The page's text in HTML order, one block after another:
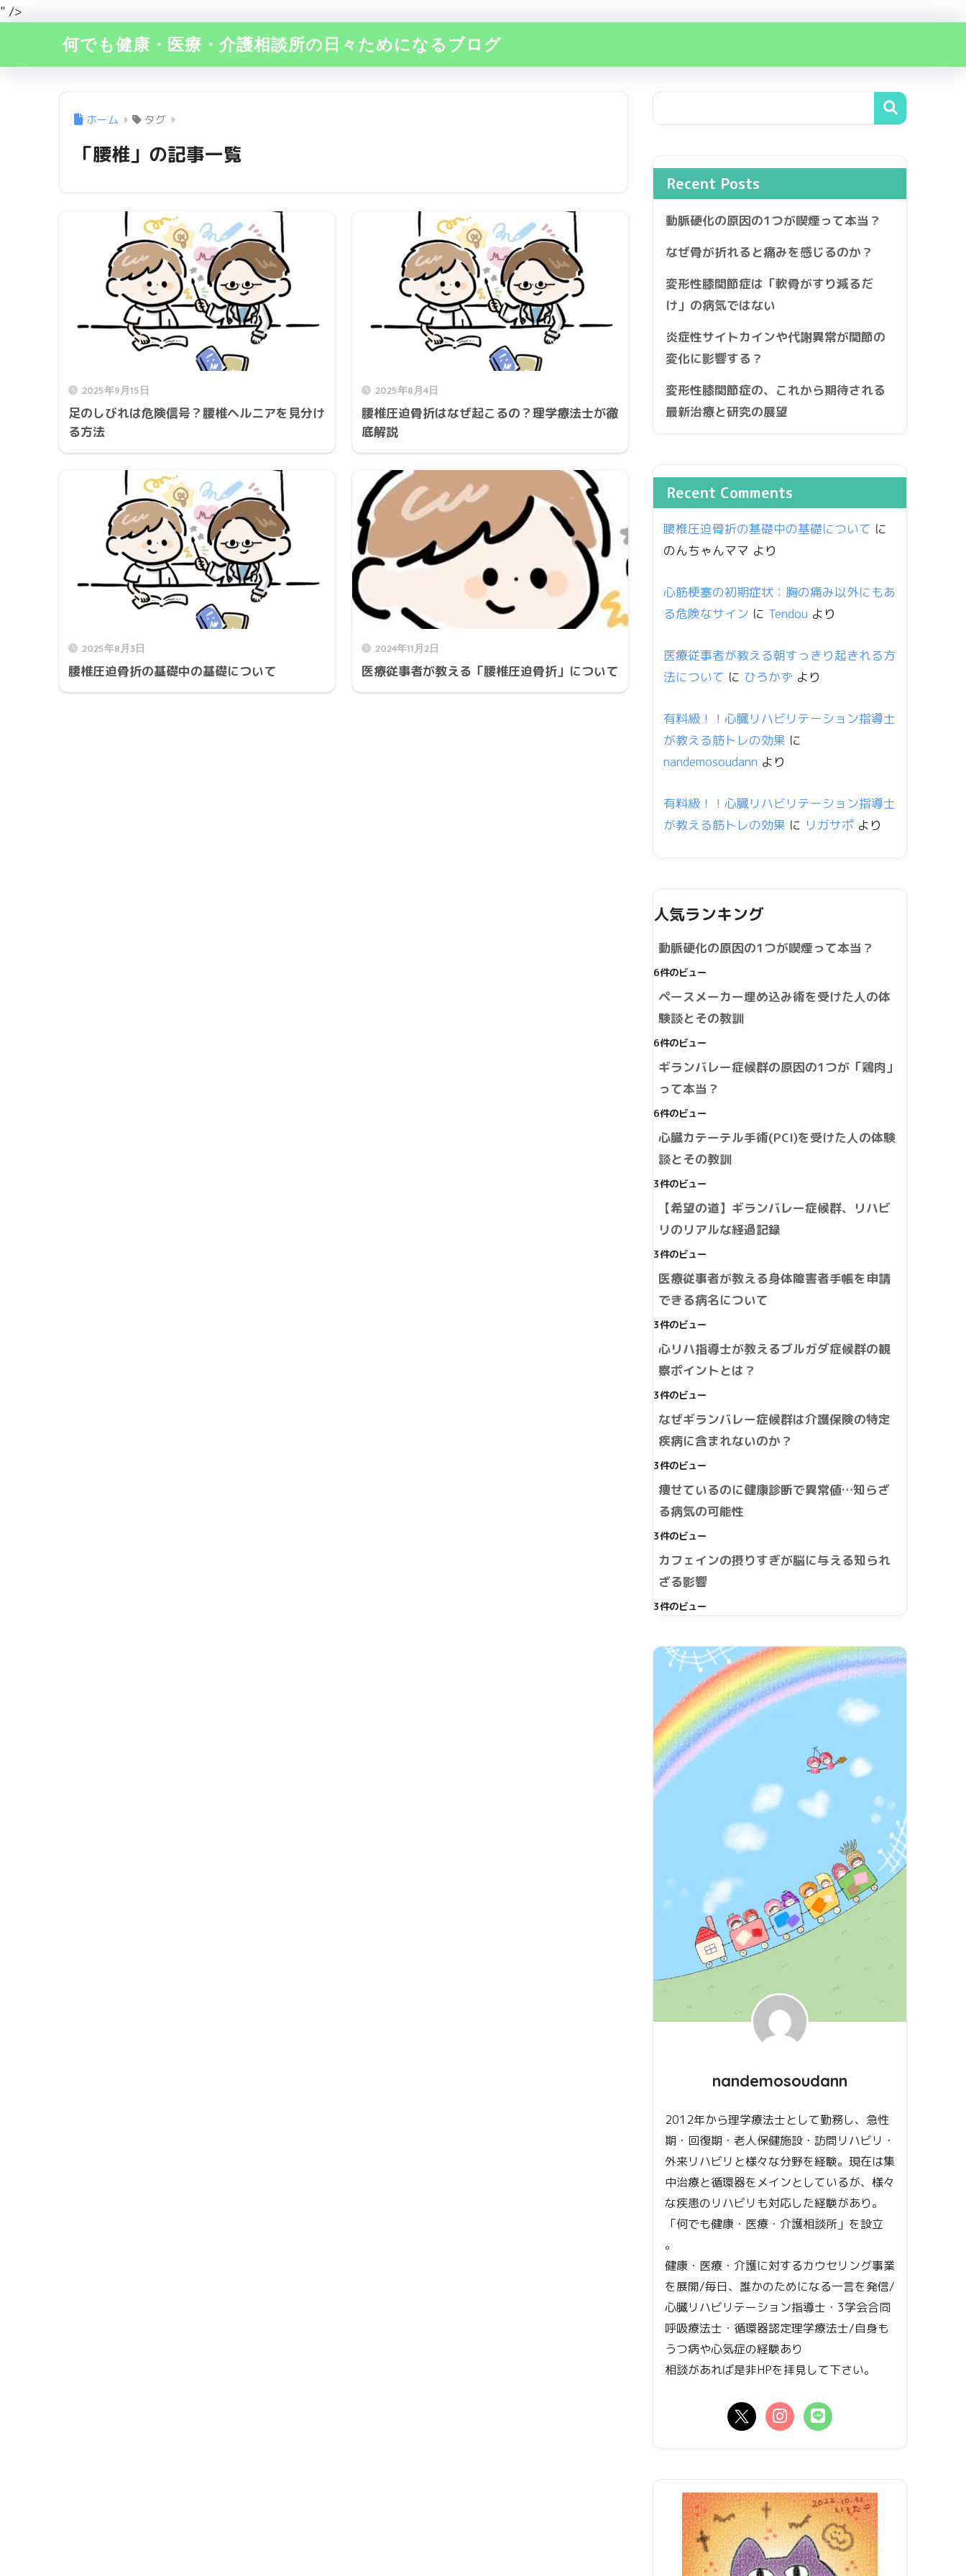
" />
何でも健康・医療・介護相談所の日々ためになるブログ
ホーム タグ
「腰椎」の記事一覧
2025年9月15日
足のしびれは危険信号？腰椎ヘルニアを見分け
る方法
2025年8月4日
腰椎圧迫骨折はなぜ起こるの？理学療法士が徹
底解説
2025年8月3日
腰椎圧迫骨折の基礎中の基礎について
2024年11月2日
医療従事者が教える「腰椎圧迫骨折」について
Recent Posts
動脈硬化の原因の1つが喫煙って本当？
なぜ骨が折れると痛みを感じるのか？
変形性膝関節症は「軟骨がすり減るだ
け」の病気ではない
炎症性サイトカインや代謝異常が関節の
変化に影響する？
変形性膝関節症の、これから期待される
最新治療と研究の展望
Recent Comments
腰椎圧迫骨折の基礎中の基礎について に
のんちゃんママ より
心筋梗塞の初期症状：胸の痛み以外にもあ
る危険なサイン に Tendou より
医療従事者が教える朝すっきり起きれる方
法について に ひろかず より
有料級！！心臓リハビリテーション指導士
が教える筋トレの効果 に
nandemosoudann より
有料級！！心臓リハビリテーション指導士
が教える筋トレの効果 に リガサポ より
人気ランキング
動脈硬化の原因の1つが喫煙って本当？
6件のビュー
ペースメーカー埋め込み術を受けた人の体
験談とその教訓
6件のビュー
ギランバレー症候群の原因の1つが「鶏肉」
って本当？
6件のビュー
心臓カテーテル手術(PCI)を受けた人の体験
談とその教訓
3件のビュー
【希望の道】ギランバレー症候群、リハビ
リのリアルな経過記録
3件のビュー
医療従事者が教える身体障害者手帳を申請
できる病名について
3件のビュー
心リハ指導士が教えるブルガダ症候群の観
察ポイントとは？
3件のビュー
なぜギランバレー症候群は介護保険の特定
疾病に含まれないのか？
3件のビュー
痩せているのに健康診断で異常値…知らざ
る病気の可能性
3件のビュー
カフェインの摂りすぎが脳に与える知られ
ざる影響
3件のビュー
nandemosoudann
2012年から理学療法士として勤務し、急性
期・回復期・老人保健施設・訪問リハビリ・
外来リハビリと様々な分野を経験。現在は集
中治療と循環器をメインとしているが、様々
な疾患のリハビリも対応した経験があり。
「何でも健康・医療・介護相談所」を設立
。
健康・医療・介護に対するカウセリング事業
を展開/毎日、誰かのためになる一言を発信/
心臓リハビリテーション指導士・3学会合同
呼吸療法士・循環器認定理学療法士/自身も
うつ病や心気症の経験あり
相談があれば是非HPを拝見して下さい。